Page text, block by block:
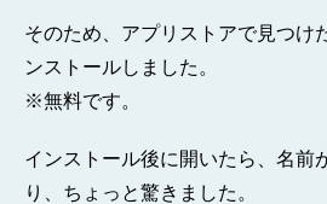
そのため、アプリストアで見つけ
ンストールしました。
※無料です。
インストール後に開いたら、名前
り、ちょっと驚きました。